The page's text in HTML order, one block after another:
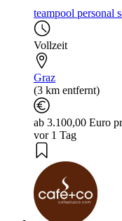
teampool personal
Vollzeit
Graz
(3 km entfernt)
ab 3.100,00 Euro
vor 1 Tag